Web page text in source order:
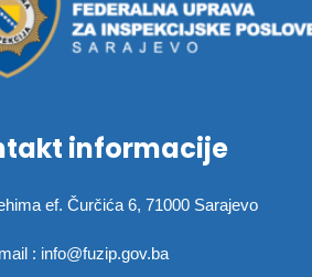
informacije
ef. Čurčića 6, 71000 Sarajevo
: info@fuzip.gov.ba